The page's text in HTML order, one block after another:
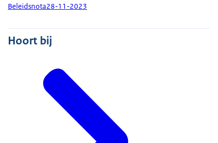
Beleidsnota28-11-2023
Hoort bij